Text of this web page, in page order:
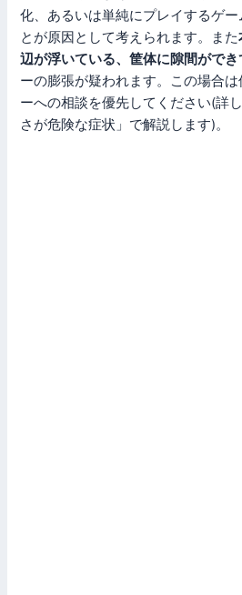
化、あるいは単純にプレイするゲ
とが原因として考えられます。また
辺が浮いている、筐体に隙間がで
ーの膨張が疑われます。この場合
ーへの相談を優先してください(詳
さが危険な症状」で解説します)。